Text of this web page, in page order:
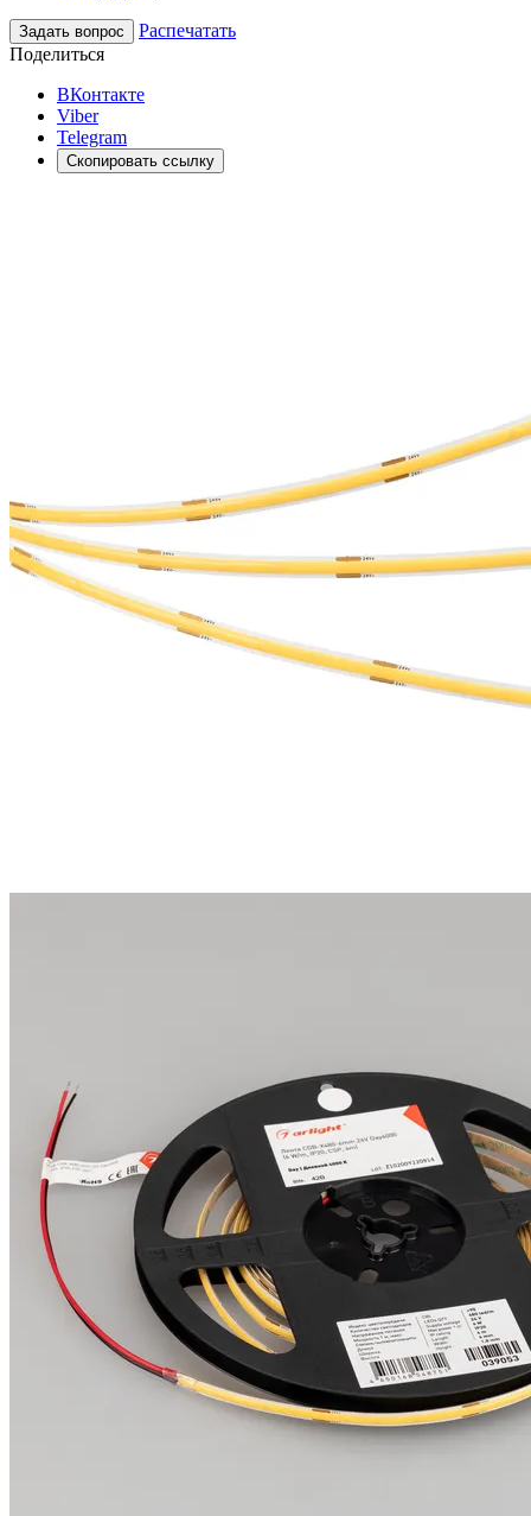
Задать вопрос
Распечатать
Поделиться
ВКонтакте
Viber
Telegram
Скопировать ссылку